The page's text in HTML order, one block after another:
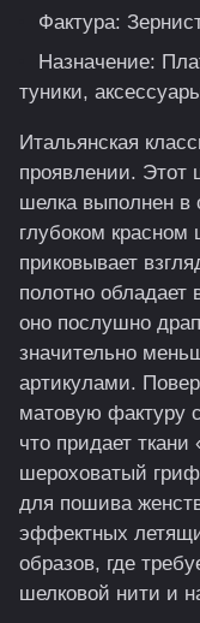
Фактура:
Назначение:
туники,
Итальянская
проявлении. Этот
шелка выполнен
глубоком красном
приковывает
полотно обладает
оно послушно
значительно
артикулами.
матовую фактуру
что придает
шероховатый
для пошива
эффектных
образов, где
шелковой нити и